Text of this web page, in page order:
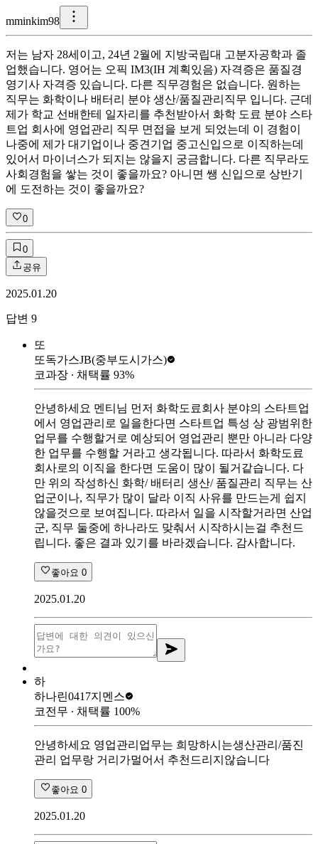
mminkim98
저는 남자 28세이고, 24년 2월에 지방국립대 고분자공학과 졸
업했습니다. 영어는 오픽 IM3(IH 계획있음) 자격증은 품질경
영기사 자격증 있습니다. 다른 직무경험은 없습니다. 원하는
직무는 화학이나 배터리 분야 생산/품질관리직무 입니다. 근데
제가 학교 선배한테 일자리를 추천받아서 화학 도료 분야 스타
트업 회사에 영업관리 직무 면접을 보게 되었는데 이 경험이
나중에 제가 대기업이나 중견기업 중고신입으로 이직하는데
있어서 마이너스가 되지는 않을지 궁금합니다. 다른 직무라도
사회경험을 쌓는 것이 좋을까요? 아니면 쌩 신입으로 상반기
에 도전하는 것이 좋을까요?
0
0
공유
2025.01.20
답변 9
또
또독가스JB(중부도시가스)
코과장 ∙ 채택률 93%
안녕하세요 멘티님 먼저 화학도료회사 분야의 스타트업
에서 영업관리로 일을한다면 스타트업 특성 상 광범위한
업무를 수행할거로 예상되어 영업관리 뿐만 아니라 다양
한 업무를 수행할 거라고 생각됩니다. 따라서 화학도료
회사로의 이직을 한다면 도움이 많이 될거같습니다. 다
만 위의 작성하신 화학/ 배터리 생산/ 품질관리 직무는 산
업군이나, 직무가 많이 달라 이직 사유를 만드는게 쉽지
않을것으로 보여집니다. 따라서 일을 시작할거라면 산업
군, 직무 둘중에 하나라도 맞춰서 시작하시는걸 추천드
립니다. 좋은 결과 있기를 바라겠습니다. 감사합니다.
좋아요 0
2025.01.20
하
하나린0417지멘스
코전무 ∙ 채택률 100%
안녕하세요 영업관리업무는 희망하시는생산관리/품진
관리 업무랑 거리가멀어서 추천드리지않습니다
좋아요 0
2025.01.20